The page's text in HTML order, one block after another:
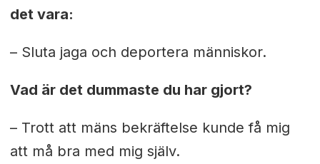
det vara:
– Sluta jaga och deportera människor.
Vad är det dummaste du har gjort?
– Trott att mäns bekräftelse kunde få mig
att må bra med mig själv.